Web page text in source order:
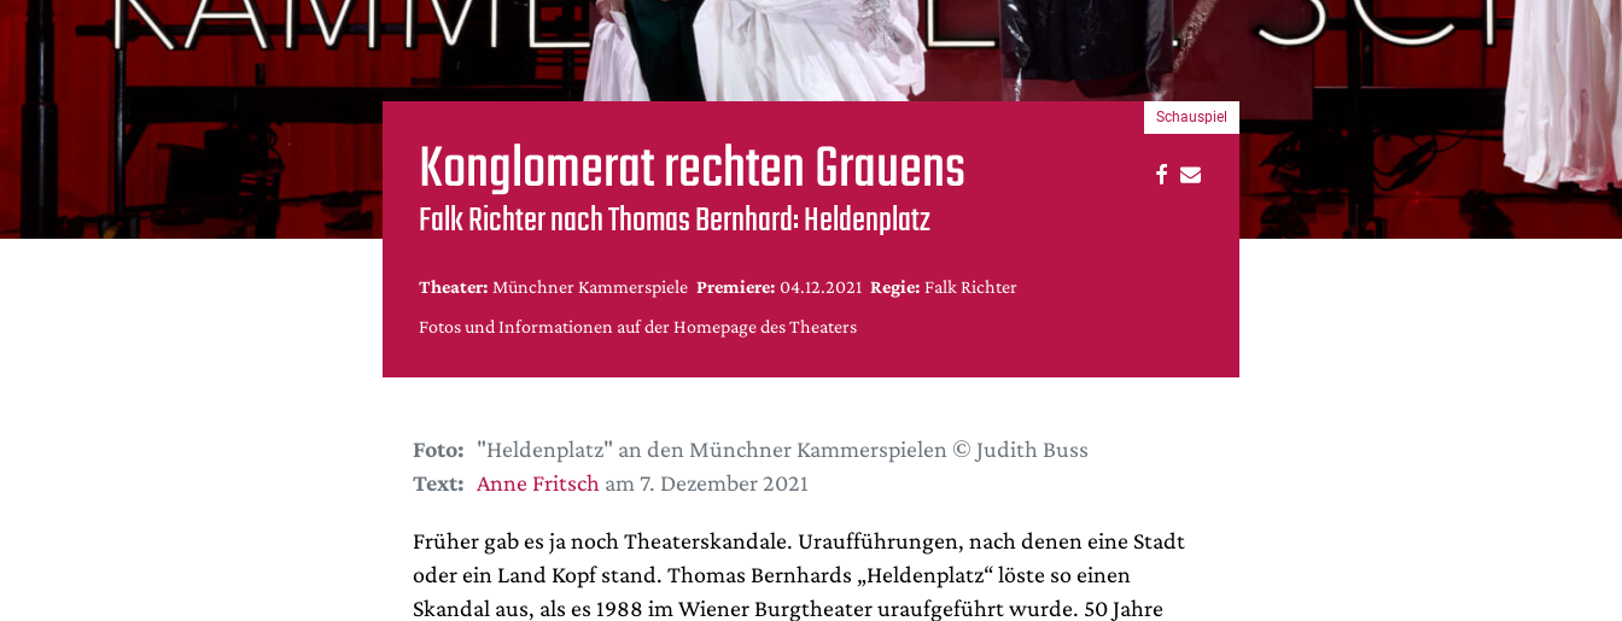
Konglomerat rechten Grauens
Falk Richter nach Thomas Bernhard: Heldenplatz
Theater: Münchner Kammerspiele Premiere: 04.12.2021 Regie: Falk Richter
Fotos und Informationen auf der Homepage des Theaters
Schauspiel
Foto: "Heldenplatz" an den Münchner Kammerspielen © Judith Buss
Text: Anne Fritsch am 7. Dezember 2021
Früher gab es ja noch Theaterskandale. Uraufführungen, nach denen eine Stadt
oder ein Land Kopf stand. Thomas Bernhards „Heldenplatz“ löste so einen
Skandal aus, als es 1988 im Wiener Burgtheater uraufgeführt wurde. 50 Jahre